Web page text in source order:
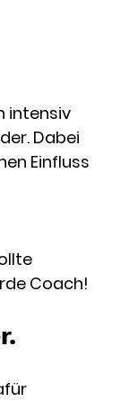
intensiv
Dabei
Einfluss
Coach!